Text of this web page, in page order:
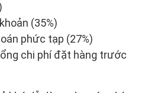
(35%)
phức tạp (27%)
chi phí đặt hàng trước